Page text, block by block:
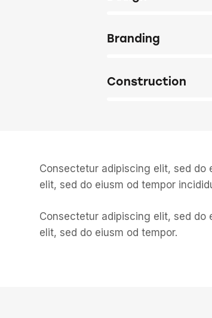
Branding
Construction
Consectetur adipiscing elit, sed do
elit, sed do eiusm od tempor
Consectetur adipiscing elit, sed do
elit, sed do eiusm od tempor.